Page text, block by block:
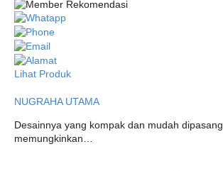
Lihat Produk
NUGRAHA UTAMA
Desainnya yang kompak dan mudah dipasang
memungkinkan…